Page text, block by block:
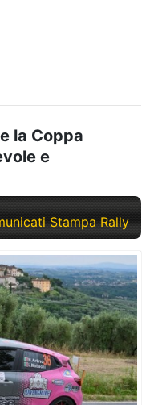
la Coppa
e
Stampa Rally